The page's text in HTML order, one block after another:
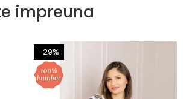
impreuna
-29%